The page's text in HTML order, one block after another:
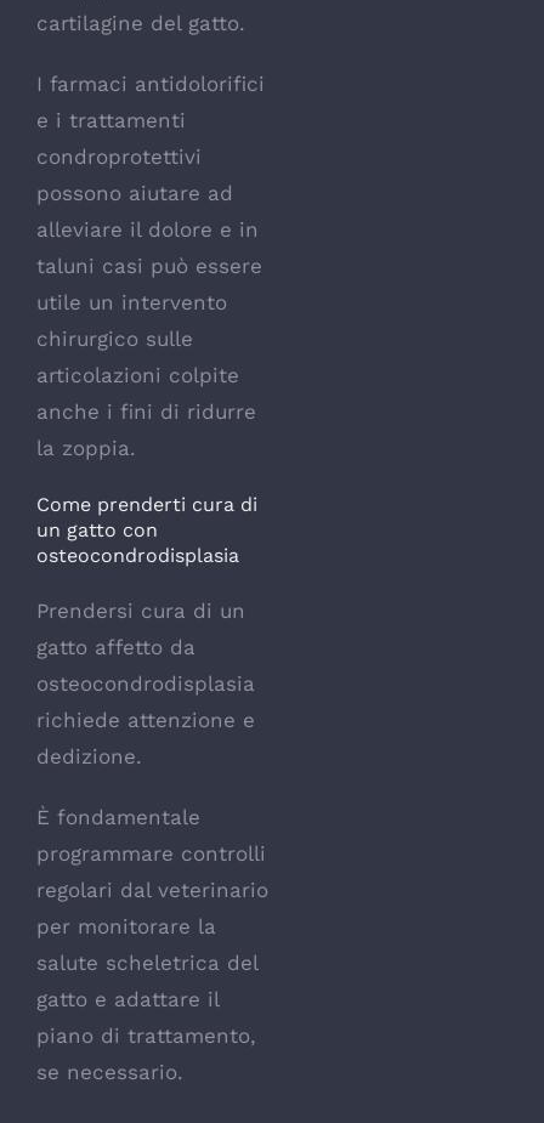
cartilagine del gatto.
I farmaci antidolorifici
e i trattamenti
condroprotettivi
possono aiutare ad
alleviare il dolore e in
taluni casi può essere
utile un intervento
chirurgico sulle
articolazioni colpite
anche i fini di ridurre
la zoppia.
Come prenderti cura di
un gatto con
osteocondrodisplasia
Prendersi cura di un
gatto affetto da
osteocondrodisplasia
richiede attenzione e
dedizione.
È fondamentale
programmare controlli
regolari dal veterinario
per monitorare la
salute scheletrica del
gatto e adattare il
piano di trattamento,
se necessario.